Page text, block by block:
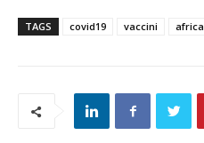
TAGS covid19 vaccini africa